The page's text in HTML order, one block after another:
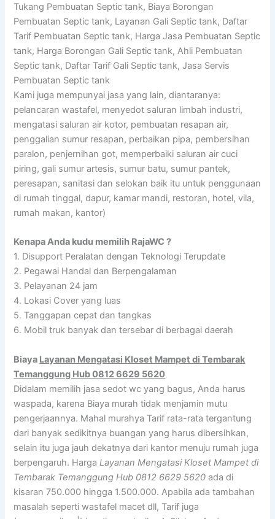
Tukang Pembuatan Septic tank, Biaya Borongan
Pembuatan Septic tank, Layanan Gali Septic tank, Daftar
Tarif Pembuatan Septic tank, Harga Jasa Pembuatan Septic
tank, Harga Borongan Gali Septic tank, Ahli Pembuatan
Septic tank, Daftar Tarif Gali Septic tank, Jasa Servis
Pembuatan Septic tank
Kami juga mempunyai jasa yang lain, diantaranya:
pelancaran wastafel, menyedot saluran limbah industri,
mengatasi saluran air kotor, pembuatan resapan air,
penggalian sumur resapan, perbaikan pipa, pembersihan
paralon, penjernihan got, memperbaiki saluran air cuci
piring, gali sumur artesis, sumur batu, sumur pantek,
peresapan, sanitasi dan selokan baik itu untuk penggunaan
di rumah tinggal, dapur, kamar mandi, restoran, hotel, vila,
rumah makan, kantor)
Kenapa Anda kudu memilih RajaWC ?
1. Disupport Peralatan dengan Teknologi Terupdate
2. Pegawai Handal dan Berpengalaman
3. Pelayanan 24 jam
4. Lokasi Cover yang luas
5. Tanggapan cepat dan tangkas
6. Mobil truk banyak dan tersebar di berbagai daerah
Biaya Layanan Mengatasi Kloset Mampet di Tembarak
Temanggung Hub 0812 6629 5620
Didalam memilih jasa sedot wc yang bagus, Anda harus
waspada, karena Biaya murah tidak menjamin mutu
pengerjaannya. Mahal murahya Tarif rata-rata tergantung
dari banyak sedikitnya buangan yang harus dibersihkan,
selain itu juga jauh dekatnya dari kantor menuju rumah juga
berpengaruh. HargaLayanan Mengatasi Kloset Mampet di
Tembarak Temanggung Hub 0812 6629 5620 ada di
kisaran 750.000 hingga 1.500.000. Apabila ada tambahan
masalah seperti wastafel macet dll, Tarif juga